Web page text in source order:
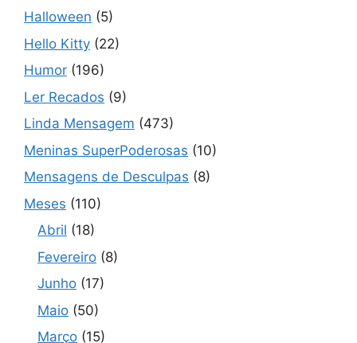
Halloween (5)
Hello Kitty (22)
Humor (196)
Ler Recados (9)
Linda Mensagem (473)
Meninas SuperPoderosas (10)
Mensagens de Desculpas (8)
Meses (110)
Abril (18)
Fevereiro (8)
Junho (17)
Maio (50)
Março (15)